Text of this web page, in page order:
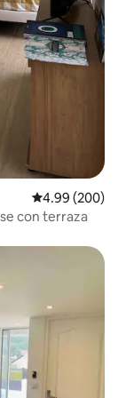
Calificación
4.99 (200)
con terraza